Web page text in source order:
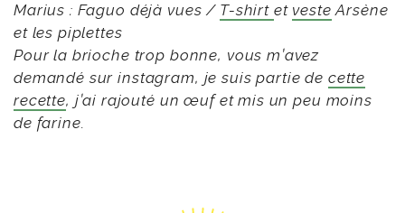
Marius : Faguo déjà vues / T-shirt et veste Arsène
et les piplettes
Pour la brioche trop bonne, vous m’avez
demandé sur instagram, je suis partie de cette
recette, j’ai rajouté un œuf et mis un peu moins
de farine.